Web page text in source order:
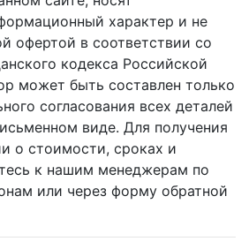
характер и не
офертой в соответствии со
кодекса Российской
может быть составлен только
согласования всех деталей
виде. Для получения
о стоимости, сроках и
к нашим менеджерам по
или через форму обратной